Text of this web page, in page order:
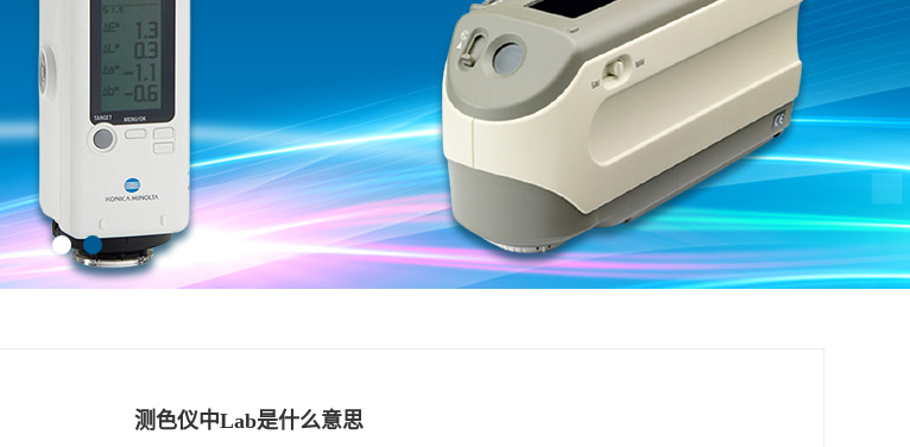
测色仪中Lab是什么意思